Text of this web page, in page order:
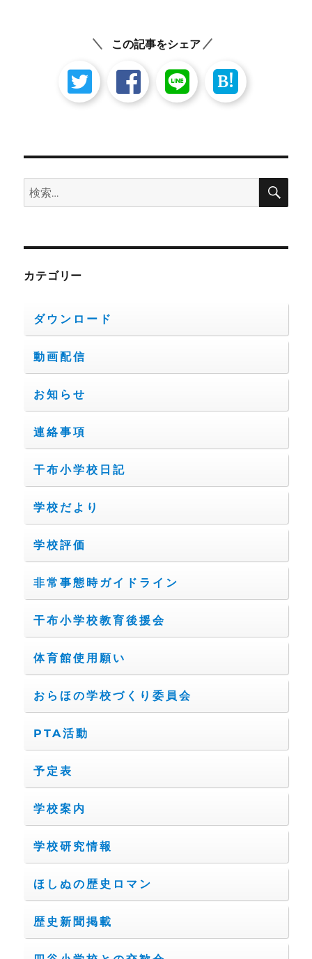
この記事をシェア
B!
検
索:
検
カテゴリー
ダウンロード
動画配信
お知らせ
連絡事項
干布小学校日記
学校だより
学校評価
非常事態時ガイドライン
干布小学校教育後援会
体育館使用願い
おらほの学校づくり委員会
PTA活動
予定表
学校案内
学校研究情報
ほしぬの歴史ロマン
歴史新聞掲載